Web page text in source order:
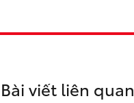
Bài viết liên quan